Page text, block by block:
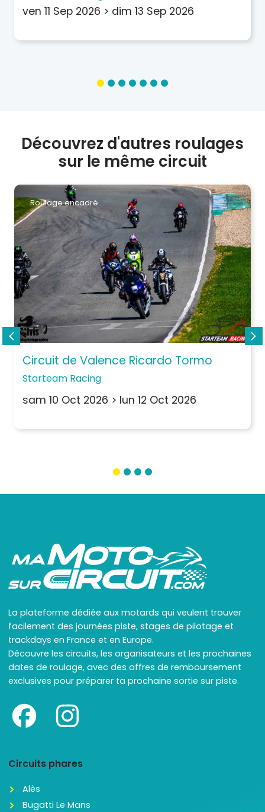
ven 11 Sep 2026 > dim 13 Sep 2026
Découvrez d'autres roulages
sur le même circuit
Roulage encadré
Circuit de Valence Ricardo Tormo
Starteam Racing
sam 10 Oct 2026 > lun 12 Oct 2026
La plateforme dédiée aux motards qui veulent trouver
facilement des journées piste, stages de pilotage et
trackdays en France et en Europe.
Découvre les circuits, les organisateurs et les prochaines
dates de roulage, avec des offres de remboursement
exclusives pour préparer ta prochaine sortie sur piste.
Circuits phares
Alès
Bugatti Le Mans